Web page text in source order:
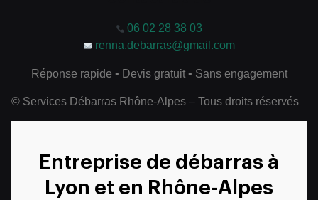
06 02 28 38 03
renna.debarras@gmail.com
Réponse rapide • Devis gratuit • Sans engagement
© Services Débarras Rhône-Alpes – Tous droits réservés
Entreprise de débarras à
Lyon et en Rhône-Alpes